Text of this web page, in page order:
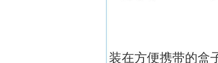
装在方便携带的盒